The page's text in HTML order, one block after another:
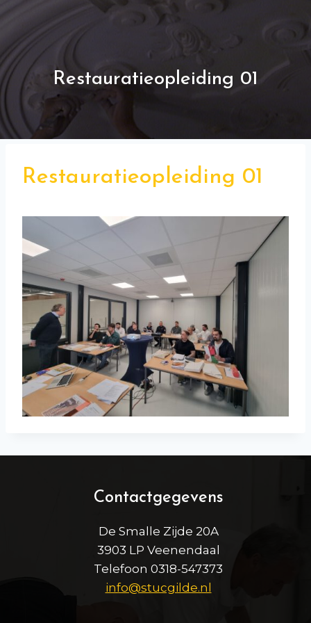
Restauratieopleiding 01
Restauratieopleiding 01
Contactgegevens
De Smalle Zijde 20A
3903 LP Veenendaal
Telefoon 0318-547373
info@stucgilde.nl